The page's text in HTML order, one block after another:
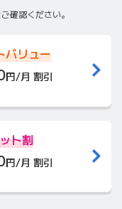
確認ください。
バリュー
円/月 割引
ト割
円/月 割引